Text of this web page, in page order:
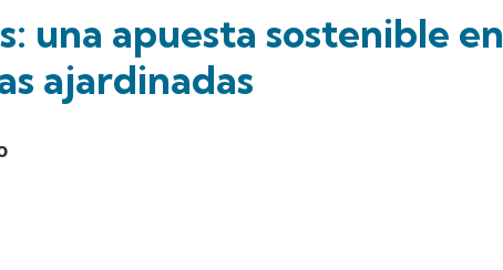
una apuesta sostenible en
ajardinadas